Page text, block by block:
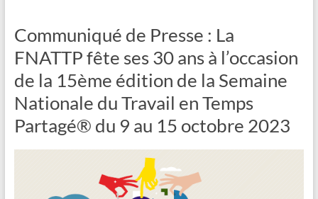
Communiqué de Presse : La
FNATTP fête ses 30 ans à l’occasion
de la 15ème édition de la Semaine
Nationale du Travail en Temps
Partagé® du 9 au 15 octobre 2023